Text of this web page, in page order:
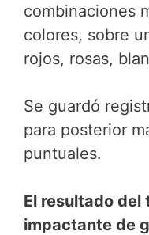
combinaciones
colores, sobre
rojos, rosas,
Se guardó
para posterior
puntuales.
El resultado del
impactante de